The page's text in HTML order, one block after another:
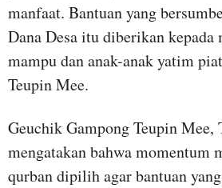
manfaat. Bantuan yang
Dana Desa itu diberikan kepada
mampu dan anak-anak yatim
Teupin Mee.
Geuchik Gampong Teupin Mee,
mengatakan bahwa momentum
qurban dipilih agar bantuan